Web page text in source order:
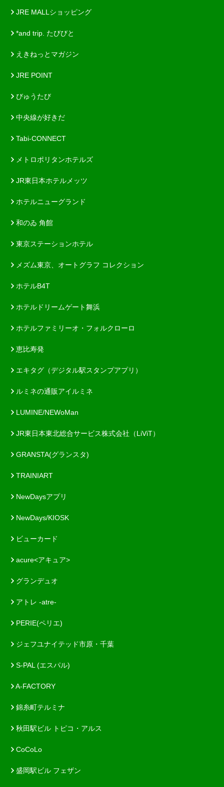
JRE MALLショッピング
*and trip. たびびと
えきねっとマガジン
JRE POINT
びゅうたび
中央線が好きだ
Tabi-CONNECT
メトロポリタンホテルズ
JR東日本ホテルメッツ
ホテルニューグランド
和のゐ 角館
東京ステーションホテル
メズム東京、オートグラフ コレクション
ホテルB4T
ホテルドリームゲート舞浜
ホテルファミリーオ・フォルクローロ
恵比寿発
エキタグ（デジタル駅スタンプアプリ）
ルミネの通販アイルミネ
LUMINE/NEWoMan
JR東日本東北総合サービス株式会社（LiViT）
GRANSTA(グランスタ)
TRAINIART
NewDaysアプリ
NewDays/KIOSK
ビューカード
acure<アキュア>
グランデュオ
アトレ -atre-
PERIE(ペリエ)
ジェフユナイテッド市原・千葉
S-PAL (エスパル)
A-FACTORY
錦糸町テルミナ
秋田駅ビル トピコ・アルス
CoCoLo
盛岡駅ビル フェザン